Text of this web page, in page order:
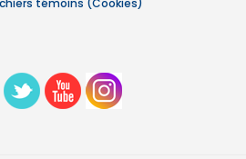
témoins (Cookies)